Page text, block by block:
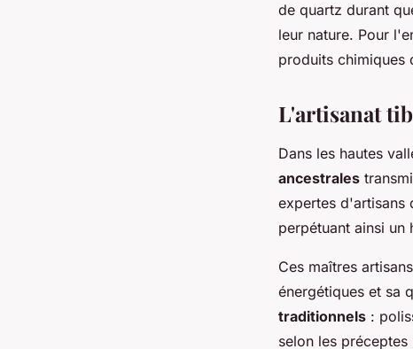
de quartz durant
leur nature. Pour
produits chimiques
L'artisanat
Dans les hautes
ancestrales
expertes d'artisans
perpétuant ainsi un
Ces maîtres
énergétiques et sa
traditionnels :
selon les